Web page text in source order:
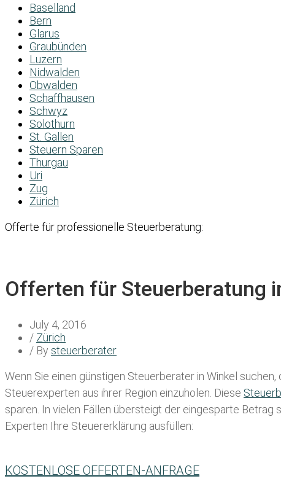
Baselland
Bern
Glarus
Graubünden
Luzern
Nidwalden
Obwalden
Schaffhausen
Schwyz
Solothurn
St. Gallen
Steuern Sparen
Thurgau
Uri
Zug
Zürich
Offerte für professionelle Steuerberatung:
Offerten für Steuerberatung
July 4, 2016
/ Zürich
/ By steuerberater
Wenn Sie einen günstigen Steuerberater in Winkel suchen,
Steuerexperten aus ihrer Region einzuholen. Diese
sparen. In vielen Fällen übersteigt der eingesparte
Experten Ihre Steuererklärung ausfüllen:
KOSTENLOSE OFFERTEN-ANFRAGE